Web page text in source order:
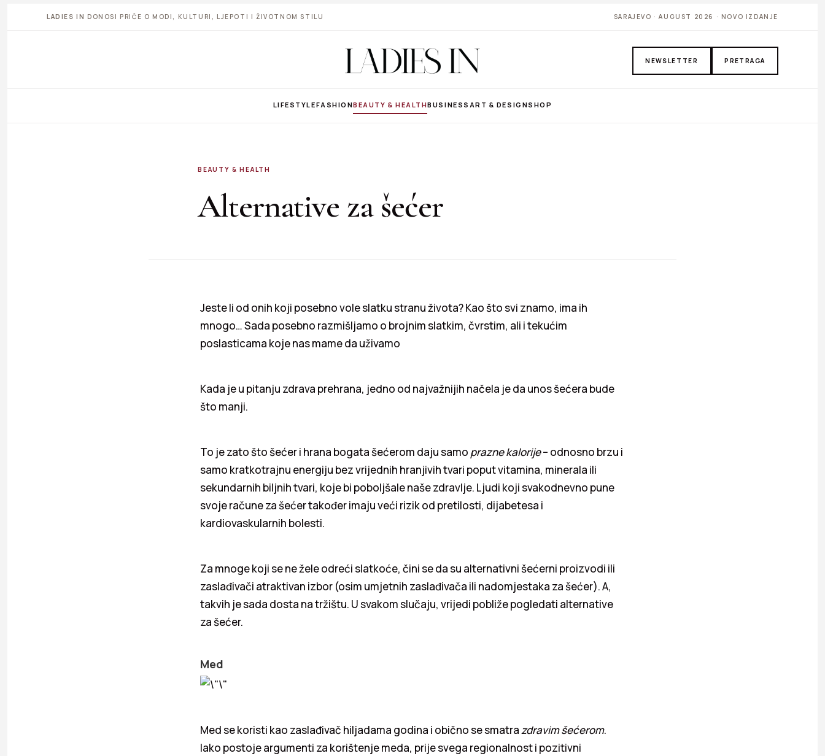
LADIES IN DONOSI PRIČE O MODI, KULTURI, LJEPOTI I ŽIVOTNOM STILU SARAJEVO · AUGUST 2026 · NOVO IZDANJE
NEWSLETTER PRETRAGA
LIFESTYLEFASHIONBEAUTY & HEALTHBUSINESS ART & DESIGNSHOP
BEAUTY & HEALTH
Alternative za šećer
Jeste li od onih koji posebno vole slatku stranu života? Kao što svi znamo, ima ih
mnogo… Sada posebno razmišljamo o brojnim slatkim, čvrstim, ali i tekućim
poslasticama koje nas mame da uživamo
Kada je u pitanju zdrava prehrana, jedno od najvažnijih načela je da unos šećera bude
što manji.
To je zato što šećer i hrana bogata šećerom daju samo prazne kalorije– odnosno brzu i
samo kratkotrajnu energiju bez vrijednih hranjivih tvari poput vitamina, minerala ili
sekundarnih biljnih tvari, koje bi poboljšale naše zdravlje. Ljudi koji svakodnevno pune
svoje račune za šećer također imaju veći rizik od pretilosti, dijabetesa i
kardiovaskularnih bolesti.
Za mnoge koji se ne žele odreći slatkoće, čini se da su alternativni šećerni proizvodi ili
zaslađivači atraktivan izbor (osim umjetnih zaslađivača ili nadomjestaka za šećer). A,
takvih je sada dosta na tržištu. U svakom slučaju, vrijedi pobliže pogledati alternative
za šećer.
Med
Med se koristi kao zaslađivač hiljadama godina i obično se smatrazdravim šećerom.
Iako postoje argumenti za korištenje meda, prije svega regionalnost i pozitivni